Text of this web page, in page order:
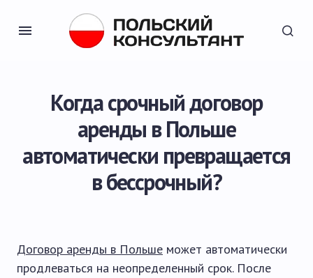
Когда срочный договор
аренды в Польше
автоматически превращается
в бессрочный?
Договор аренды в Польше может автоматически
продлеваться на неопределенный срок. После